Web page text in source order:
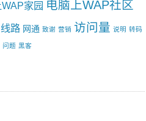
家园 电脑上WAP社区
线路 网通 致谢 营销 访问量 说明 转码
问题 黑客